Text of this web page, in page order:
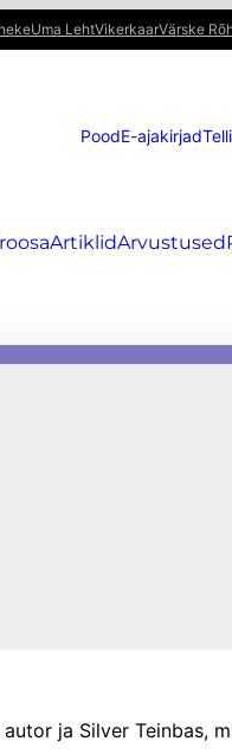
Uma LehtVikerkaarVärske
PoodE-ajakirjadTelli
ArtiklidArvustused
ja Silver Teinbas,